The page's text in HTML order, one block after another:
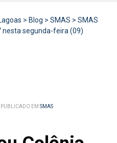
> Blog > SMAS > SMAS
nesta segunda-feira (09)
PUBLICADO EM SMAS